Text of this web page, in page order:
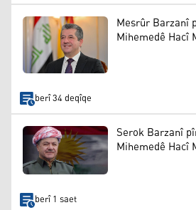
Mesrûr Barzanî
Mihemedê Hacî
berî 34 deqîqe
Serok Barzanî
Mihemedê Hacî
berî 1 saet